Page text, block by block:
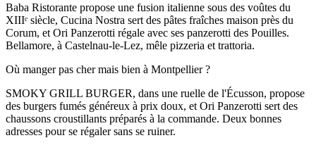
Baba Ristorante propose une fusion italienne sous des voûtes du
XIIIᵉ siècle, Cucina Nostra sert des pâtes fraîches maison près du
Corum, et Ori Panzerotti régale avec ses panzerotti des Pouilles.
Bellamore, à Castelnau-le-Lez, mêle pizzeria et trattoria.
Où manger pas cher mais bien à Montpellier ?
SMOKY GRILL BURGER, dans une ruelle de l'Écusson, propose
des burgers fumés généreux à prix doux, et Ori Panzerotti sert des
chaussons croustillants préparés à la commande. Deux bonnes
adresses pour se régaler sans se ruiner.